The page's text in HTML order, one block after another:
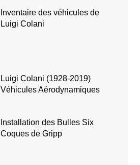
Inventaire des véhicules de
Luigi Colani
Luigi Colani (1928-2019)
Véhicules Aérodynamiques
Installation des Bulles Six
Coques de Gripp